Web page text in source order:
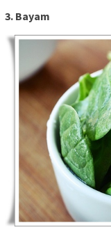
3. Bayam